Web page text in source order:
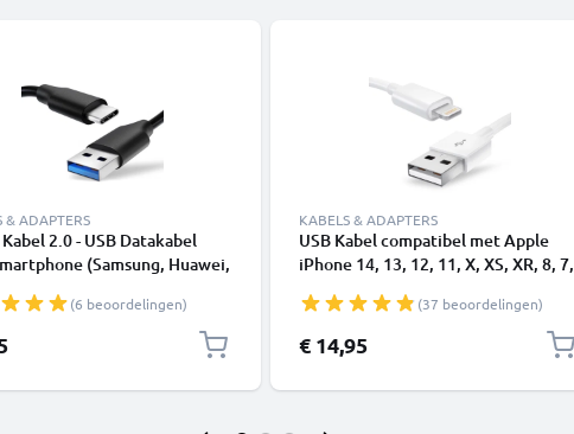
& ADAPTERS
Kabel 2.0 - USB Datakabel
(Samsung, Huawei,
Lumix, Sony, GoPro) -
Oplaadkabel USB C Stekker
(6 beoordelingen)
KABELS & ADAPTERS
USB Kabel compatibel met Apple
iPhone 14, 13, 12, 11, X, XS, XR, 8, 7,
(37 beoordelingen)
€ 14,95